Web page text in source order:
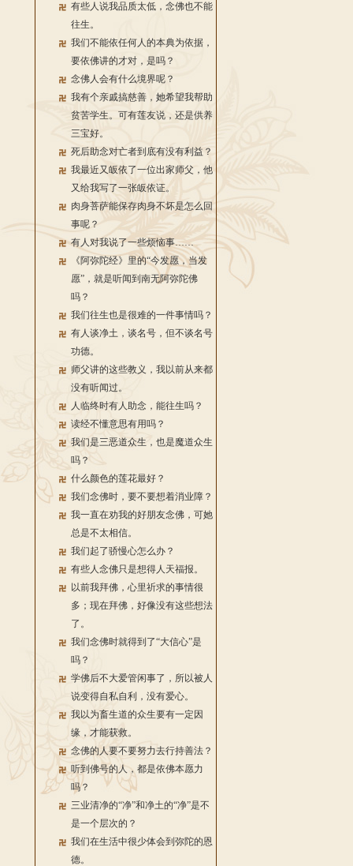
有些人说我品质太低，念佛也不能
往生。
我们不能依任何人的本典为依据，
要依佛讲的才对，是吗？
念佛人会有什么境界呢？
我有个亲戚搞慈善，她希望我帮助
贫苦学生。可有莲友说，还是供养
三宝好。
死后助念对亡者到底有没有利益？
我最近又皈依了一位出家师父，他
又给我写了一张皈依证。
肉身菩萨能保存肉身不坏是怎么回
事呢？
有人对我说了一些烦恼事……
《阿弥陀经》里的“今发愿，当发
愿”，就是听闻到南无阿弥陀佛
吗？
我们往生也是很难的一件事情吗？
有人谈净土，谈名号，但不谈名号
功德。
师父讲的这些教义，我以前从来都
没有听闻过。
人临终时有人助念，能往生吗？
读经不懂意思有用吗？
我们是三恶道众生，也是魔道众生
吗？
什么颜色的莲花最好？
我们念佛时，要不要想着消业障？
我一直在劝我的好朋友念佛，可她
总是不太相信。
我们起了骄慢心怎么办？
有些人念佛只是想得人天福报。
以前我拜佛，心里祈求的事情很
多；现在拜佛，好像没有这些想法
了。
我们念佛时就得到了“大信心”是
吗？
学佛后不大爱管闲事了，所以被人
说变得自私自利，没有爱心。
我以为畜生道的众生要有一定因
缘，才能获救。
念佛的人要不要努力去行持善法？
听到佛号的人，都是依佛本愿力
吗？
三业清净的“净”和净土的“净”是不
是一个层次的？
我们在生活中很少体会到弥陀的恩
德。